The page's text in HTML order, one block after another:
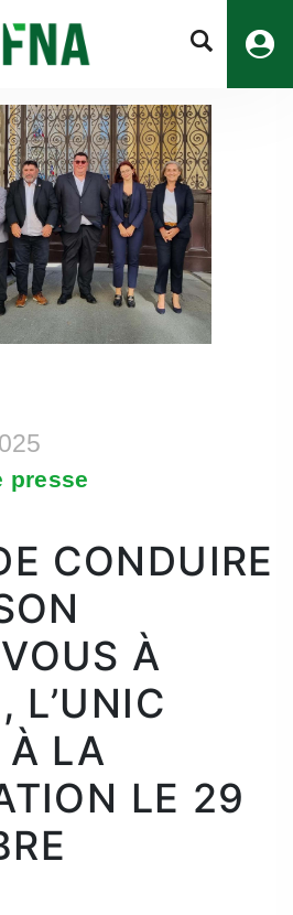
presse
CONDUIRE
À
L’UNIC
À LA
LE 29